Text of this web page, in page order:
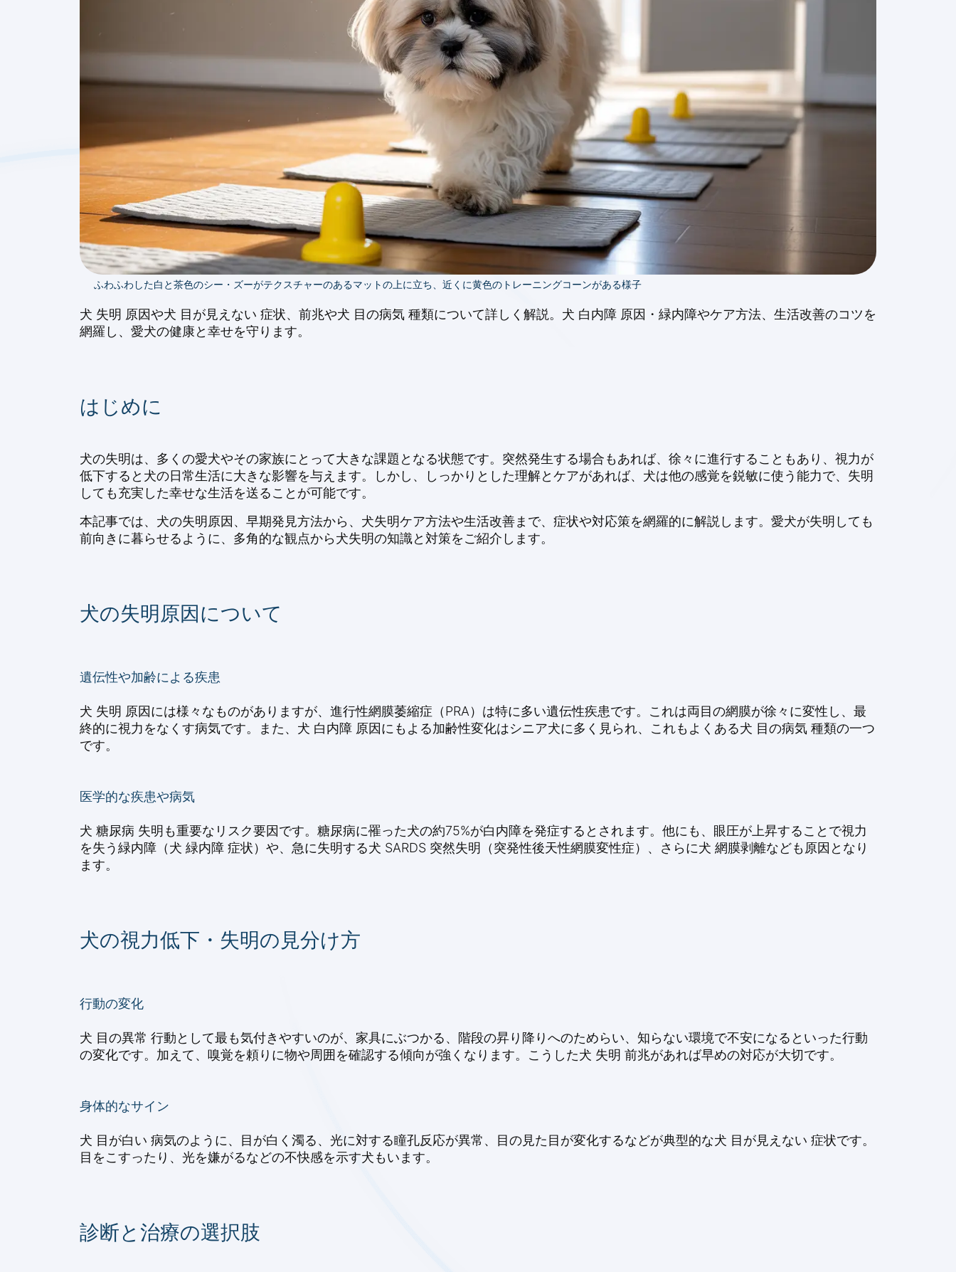
ふわふわした白と茶色のシー・ズーがテクスチャーのあるマットの上に立ち、近くに黄色のトレーニングコーンがある様子
犬 失明 原因や犬 目が見えない 症状、前兆や犬 目の病気 種類について詳しく解説。犬 白内障 原因・緑内障やケア方法、生活改善のコツを
網羅し、愛犬の健康と幸せを守ります。
はじめに
犬の失明は、多くの愛犬やその家族にとって大きな課題となる状態です。突然発生する場合もあれば、徐々に進行することもあり、視力が
低下すると犬の日常生活に大きな影響を与えます。しかし、しっかりとした理解とケアがあれば、犬は他の感覚を鋭敏に使う能力で、失明
しても充実した幸せな生活を送ることが可能です。
本記事では、犬の失明原因、早期発見方法から、犬失明ケア方法や生活改善まで、症状や対応策を網羅的に解説します。愛犬が失明しても
前向きに暮らせるように、多角的な観点から犬失明の知識と対策をご紹介します。
犬の失明原因について
遺伝性や加齢による疾患
犬 失明 原因には様々なものがありますが、進行性網膜萎縮症（PRA）は特に多い遺伝性疾患です。これは両目の網膜が徐々に変性し、最
終的に視力をなくす病気です。また、犬 白内障 原因にもよる加齢性変化はシニア犬に多く見られ、これもよくある犬 目の病気 種類の一つ
です。
医学的な疾患や病気
犬 糖尿病 失明も重要なリスク要因です。糖尿病に罹った犬の約75%が白内障を発症するとされます。他にも、眼圧が上昇することで視力
を失う緑内障（犬 緑内障 症状）や、急に失明する犬 SARDS 突然失明（突発性後天性網膜変性症）、さらに犬 網膜剥離なども原因となり
ます。
犬の視力低下・失明の見分け方
行動の変化
犬 目の異常 行動として最も気付きやすいのが、家具にぶつかる、階段の昇り降りへのためらい、知らない環境で不安になるといった行動
の変化です。加えて、嗅覚を頼りに物や周囲を確認する傾向が強くなります。こうした犬 失明 前兆があれば早めの対応が大切です。
身体的なサイン
犬 目が白い 病気のように、目が白く濁る、光に対する瞳孔反応が異常、目の見た目が変化するなどが典型的な犬 目が見えない 症状です。
目をこすったり、光を嫌がるなどの不快感を示す犬もいます。
診断と治療の選択肢